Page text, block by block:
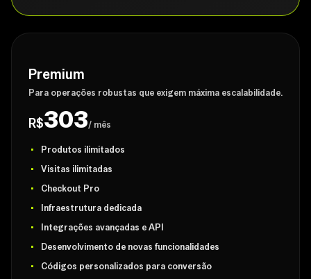
Premium
Para operações robustas que exigem máxima escalabilidade.
R$303/ mês
Produtos ilimitados
Visitas ilimitadas
Checkout Pro
Infraestrutura dedicada
Integrações avançadas e API
Desenvolvimento de novas funcionalidades
Códigos personalizados para conversão